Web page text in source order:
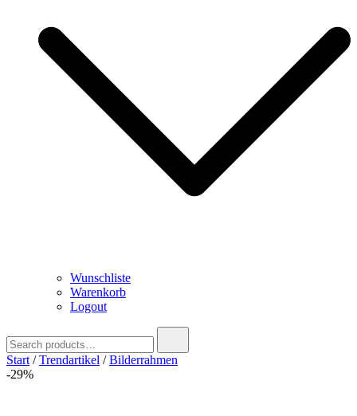
Wunschliste
Warenkorb
Logout
for:
Start /Trendartikel /Bilderrahmen
-29%